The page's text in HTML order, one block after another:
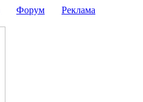
Форум
Реклама